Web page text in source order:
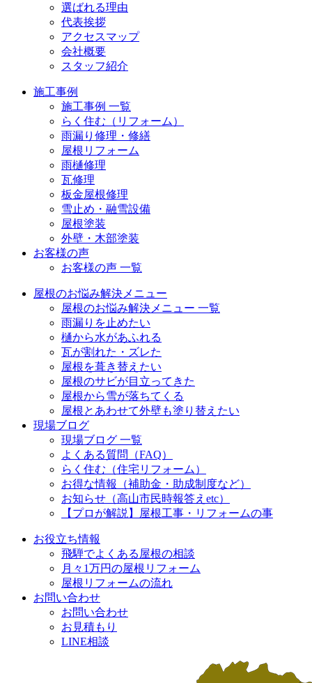
選ばれる理由
代表挨拶
アクセスマップ
会社概要
スタッフ紹介
施工事例
施工事例 一覧
らく住む（リフォーム）
雨漏り修理・修繕
屋根リフォーム
雨樋修理
瓦修理
板金屋根修理
雪止め・融雪設備
屋根塗装
外壁・木部塗装
お客様の声
お客様の声 一覧
屋根のお悩み解決メニュー
屋根のお悩み解決メニュー 一覧
雨漏りを止めたい
樋から水があふれる
瓦が割れた・ズレた
屋根を葺き替えたい
屋根のサビが目立ってきた
屋根から雪が落ちてくる
屋根とあわせて外壁も塗り替えたい
現場ブログ
現場ブログ 一覧
よくある質問（FAQ）
らく住む（住宅リフォーム）
お得な情報（補助金・助成制度など）
お知らせ（高山市民時報答えetc）
【プロが解説】屋根工事・リフォームの事
お役立ち情報
飛騨でよくある屋根の相談
月々1万円の屋根リフォーム
屋根リフォームの流れ
お問い合わせ
お問い合わせ
お見積もり
LINE相談